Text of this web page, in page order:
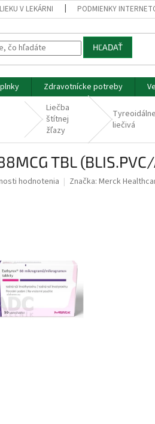
V LEKÁRNI PODMIENKY
HĽADAŤ
Zdravotnícke potreby
Liečba
štítnej
žľazy
Tyreoidálne
liečivá
TBL
hodnotenia Značka: Merck